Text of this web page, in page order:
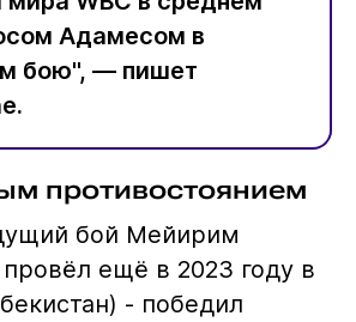
Адамесом в
бою", — пишет
противостоянием
бой Мейирим
провёл ещё в 2023 году в
- победил